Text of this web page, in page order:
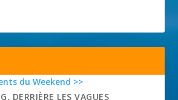
du Weekend >>
DERRIÈRE LES VAGUES